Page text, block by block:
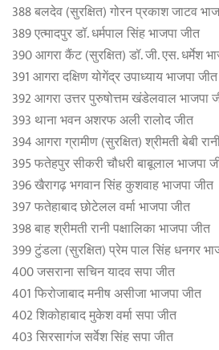
388 बलदेव (सुरक्षित) गोरन प्रकाश जाटव
389 एत्मादपुर डॉ. धर्मपाल सिंह भाजपा जीत
390 आगरा कैंट (सुरक्षित) डॉ. जी. एस. धर्मेश
391 आगरा दक्षिण योगेंद्र उपाध्याय भाजपा जीत
392 आगरा उत्तर पुरुषोत्तम खंडेलवाल भाजपा
393 थाना भवन अशरफ अली रालोद जीत
394 आगरा ग्रामीण (सुरक्षित) श्रीमती बेबी
395 फतेहपुर सीकरी चौधरी बाबूलाल भाजपा
396 खैरागढ़ भगवान सिंह कुशवाह भाजपा जीत
397 फतेहाबाद छोटेलल वर्मा भाजपा जीत
398 बाह श्रीमती रानी पक्षालिका भाजपा जीत
399 टुंडला (सुरक्षित) प्रेम पाल सिंह धनगर
400 जसराना सचिन यादव सपा जीत
401 फिरोजाबाद मनीष असीजा भाजपा जीत
402 शिकोहाबाद मुकेश वर्मा सपा जीत
403 सिरसागंज सर्वेश सिंह सपा जीत